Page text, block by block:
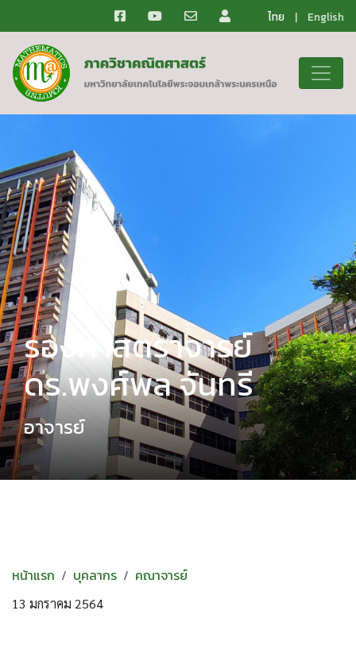
ไทย | English
รองศาสตราจารย์
ดร.พงศ์พล จันทรี
อาจารย์
หน้าแรก บุคลากร คณาจารย์
13 มกราคม 2564